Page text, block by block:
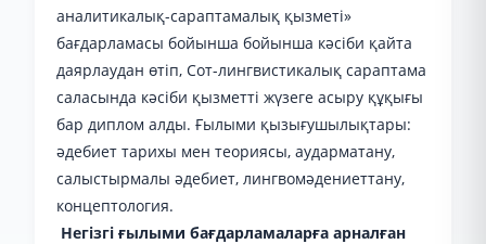
аналитикалық-сараптамалық қызметі»
бағдарламасы бойынша бойынша кәсіби қайта
даярлаудан өтіп, Сот-лингвистикалық сараптама
саласында кәсіби қызметті жүзеге асыру құқығы
бар диплом алды. Ғылыми қызығушылықтары:
әдебиет тарихы мен теориясы, аударматану,
салыстырмалы әдебиет, лингвомәдениеттану,
концептология.
Негізгі ғылыми бағдарламаларға арналған